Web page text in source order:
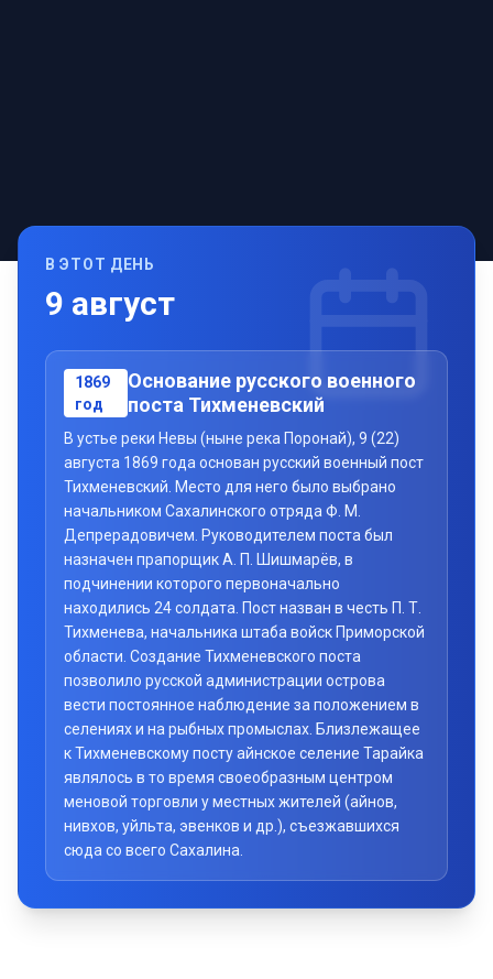
В ЭТОТ ДЕНЬ
9 август
1869
год
Основание русского военного
поста Тихменевский
В устье реки Невы (ныне река Поронай), 9 (22)
августа 1869 года основан русский военный пост
Тихменевский. Место для него было выбрано
начальником Сахалинского отряда Ф. М.
Депрерадовичем. Руководителем поста был
назначен прапорщик А. П. Шишмарёв, в
подчинении которого первоначально
находились 24 солдата. Пост назван в честь П. Т.
Тихменева, начальника штаба войск Приморской
области. Создание Тихменевского поста
позволило русской администрации острова
вести постоянное наблюдение за положением в
селениях и на рыбных промыслах. Близлежащее
к Тихменевскому посту айнское селение Тарайка
являлось в то время своеобразным центром
меновой торговли у местных жителей (айнов,
нивхов, уйльта, эвенков и др.), съезжавшихся
сюда со всего Сахалина.